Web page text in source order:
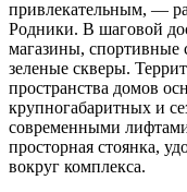
привлекательным, —
Родники. В шаговой
магазины, спортивные
зеленые скверы.
пространства домов
крупногабаритных и
современными
просторная стоянка,
вокруг комплекса.